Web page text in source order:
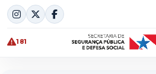
Skip
to
content
181